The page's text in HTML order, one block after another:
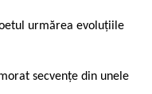
urmărea evoluțiile
secvențe din unele